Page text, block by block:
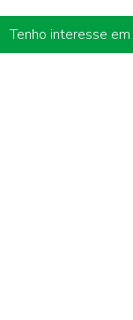
Tenho interesse